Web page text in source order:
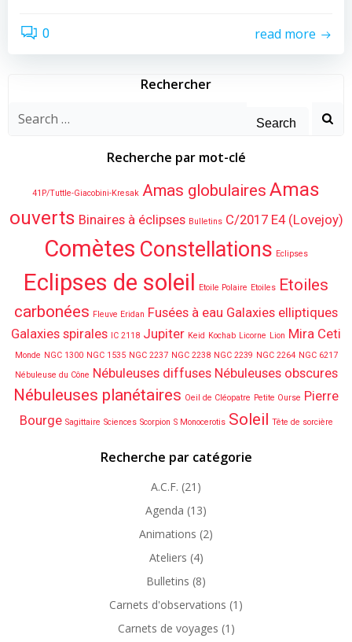
0 read more
Rechercher
Search
Recherche par mot-clé
41P/Tuttle-Giacobini-Kresak Amas globulaires Amas
ouverts Binaires à éclipses Bulletins C/2017 E4 (Lovejoy)
Comètes Constellations Eclipses
Eclipses de soleil Etoile Polaire Etoiles Etoiles
carbonées Fleuve Eridan Fusées à eau Galaxies elliptiques
Galaxies spirales IC 2118 Jupiter Keid Kochab Licorne Lion Mira Ceti
Monde NGC 1300 NGC 1535 NGC 2237 NGC 2238 NGC 2239 NGC 2264 NGC 6217
Nébuleuse du Cône Nébuleuses diffuses Nébuleuses obscures
Nébuleuses planétaires Oeil de Cléopatre Petite Ourse Pierre
Bourge Sagittaire Sciences Scorpion S Monocerotis Soleil Tête de sorcière
Recherche par catégorie
A.C.F. (21)
Agenda (13)
Animations (2)
Ateliers (4)
Bulletins (8)
Carnets d'observations (1)
Carnets de voyages (1)